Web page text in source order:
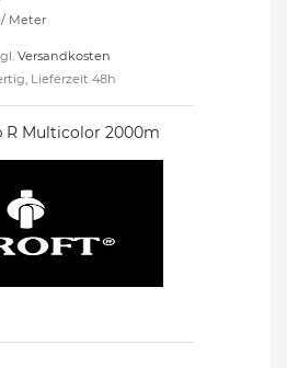
/ Meter
Versandkosten
Lieferzeit 48h
R Multicolor 2000m